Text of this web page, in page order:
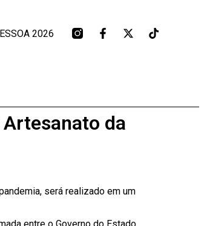
2026
da
será realizado em um